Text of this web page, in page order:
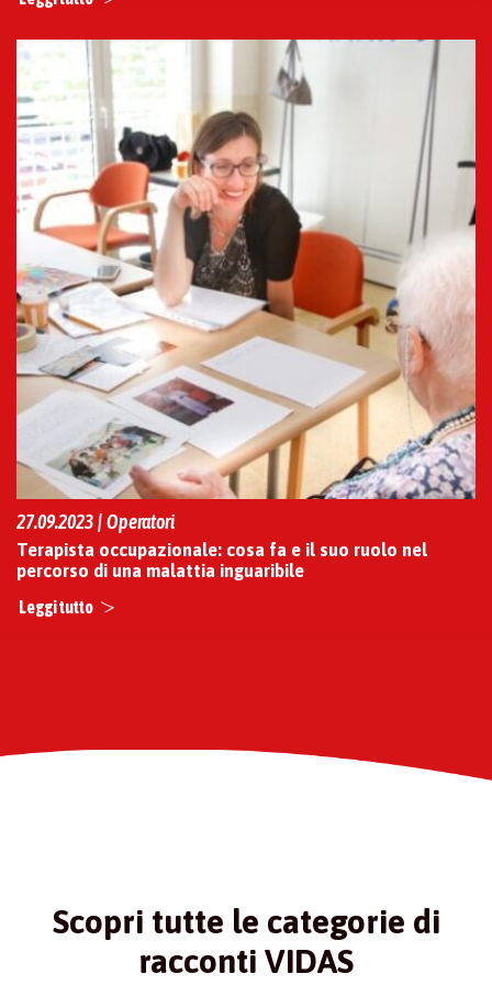
27.09.2023 | Operatori
Terapista occupazionale: cosa fa e il suo ruolo nel
percorso di una malattia inguaribile
Leggi tutto
Scopri tutte le categorie di
racconti VIDAS